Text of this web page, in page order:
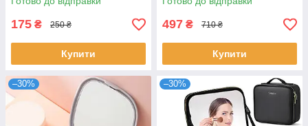
175 ₴ 250 ₴
Купити
497 ₴ 710 ₴
Купити
–30% –30%